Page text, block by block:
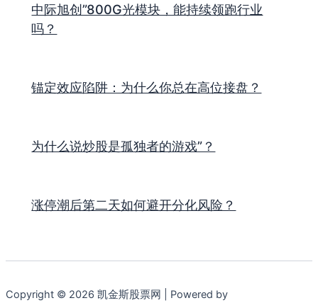
中际旭创”800G光模块，能持续领跑行业
吗？
锚定效应陷阱：为什么你总在高位接盘？
为什么说炒股是孤独者的游戏”？
涨停潮后第二天如何避开分化风险？
Copyright © 2026 凯金斯股票网 | Powered by